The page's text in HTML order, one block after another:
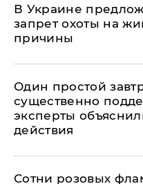
В Украине
запрет охоты на
причины
Один простой
существенно
эксперты
действия
Сотни розовых